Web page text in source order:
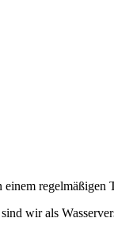
regelmäßigen
wir als